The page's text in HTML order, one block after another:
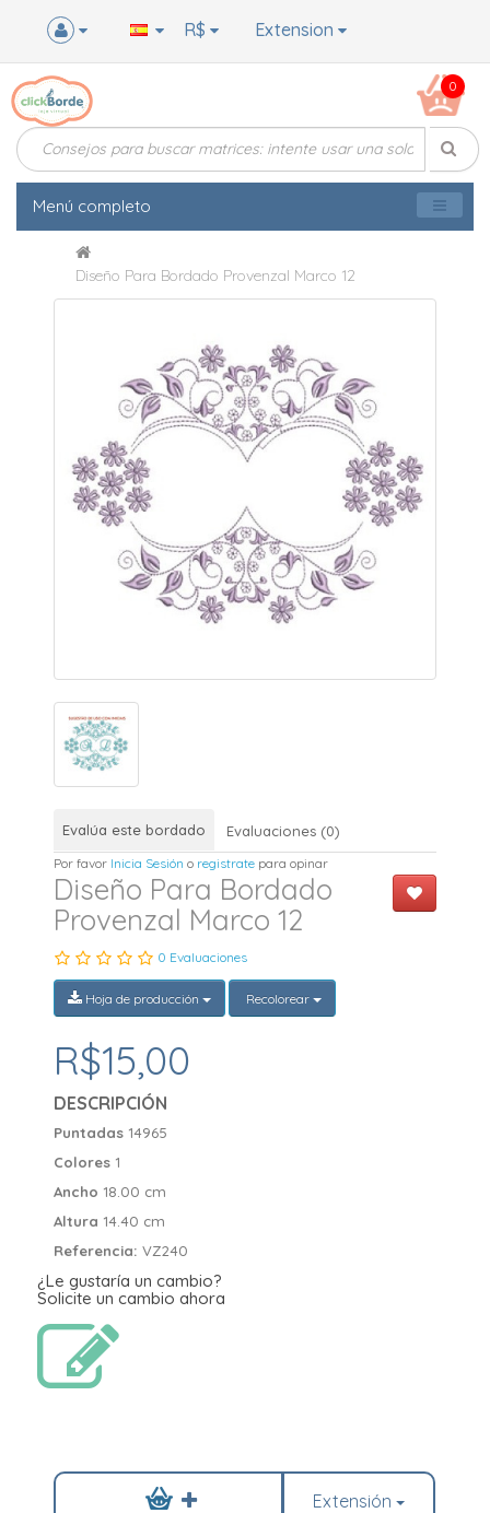
Extension
R$
0
Menú completo
Diseño Para Bordado Provenzal Marco 12
Evalúa este bordado Evaluaciones (0)
Por favor Inicia Sesión o registrate para opinar
Diseño Para Bordado
Provenzal Marco 12
0 Evaluaciones
Hoja de producción Recolorear
R$15,00
DESCRIPCIÓN
Puntadas 14965
Colores 1
Ancho 18.00 cm
Altura 14.40 cm
Referencia: VZ240
¿Le gustaría un cambio?
Solicite un cambio ahora
Extensión